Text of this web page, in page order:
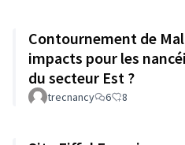
Contournement de
impacts pour les
du secteur Est ?
trecnancy 6 8